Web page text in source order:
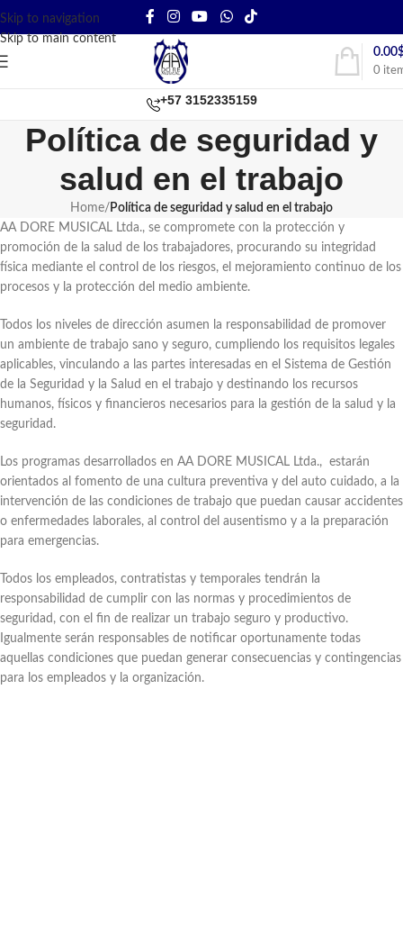
Skip to navigation
Skip to main content
0
0.00
+57 3152335159
Política de seguridad y
salud en el trabajo
Home/ Política de seguridad y salud en el trabajo
AA DORE MUSICAL Ltda., se compromete con la protección y
promoción de la salud de los trabajadores, procurando su integridad
física mediante el control de los riesgos, el mejoramiento continuo de los
procesos y la protección del medio ambiente.
Todos los niveles de dirección asumen la responsabilidad de promover
un ambiente de trabajo sano y seguro, cumpliendo los requisitos legales
aplicables, vinculando a las partes interesadas en el Sistema de Gestión
de la Seguridad y la Salud en el trabajo y destinando los recursos
humanos, físicos y financieros necesarios para la gestión de la salud y la
seguridad.
Los programas desarrollados en AA DORE MUSICAL Ltda., estarán
orientados al fomento de una cultura preventiva y del auto cuidado, a la
intervención de las condiciones de trabajo que puedan causar accidentes
o enfermedades laborales, al control del ausentismo y a la preparación
para emergencias.
Todos los empleados, contratistas y temporales tendrán la
responsabilidad de cumplir con las normas y procedimientos de
seguridad, con el fin de realizar un trabajo seguro y productivo.
Igualmente serán responsables de notificar oportunamente todas
aquellas condiciones que puedan generar consecuencias y contingencias
para los empleados y la organización.